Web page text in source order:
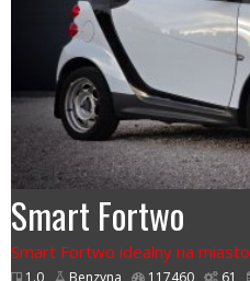
Smart Fortwo
Smart Fortwo idealny na miasto